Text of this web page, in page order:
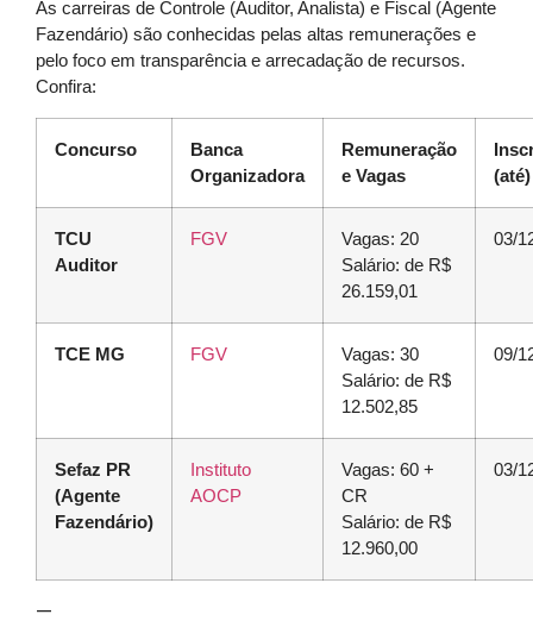
As carreiras de Controle (Auditor, Analista) e Fiscal (Agente
Fazendário) são conhecidas pelas altas remunerações e
pelo foco em transparência e arrecadação de recursos.
Confira:
Concurso
Banca
Organizadora
Remuneração
e Vagas
(até)
TCU
Auditor
FGV
Vagas: 20
Salário: de R$
26.159,01
03/
TCE MG FGV
Vagas: 30
Salário: de R$
12.502,85
09/
Sefaz PR
(Agente
Fazendário)
Instituto
AOCP
Vagas: 60 +
CR
Salário: de R$
12.960,00
03/
—